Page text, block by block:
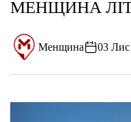
МЕНЩИНА
Менщина 03 Лис